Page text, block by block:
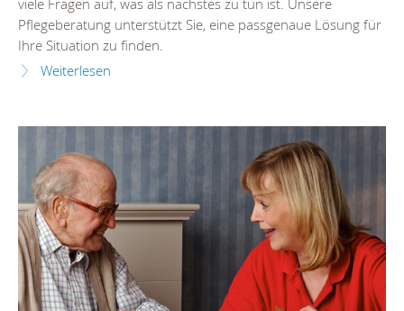
viele Fragen auf, was als nächstes zu tun ist. Unsere
Pflegeberatung unterstützt Sie, eine passgenaue Lösung für
Ihre Situation zu finden.
Weiterlesen